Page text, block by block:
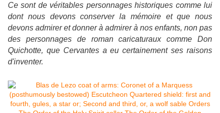
Ce sont de véritables personnages historiques comme lui
dont nous devons conserver la mémoire et que nous
devons admirer et donner à admirer à nos enfants, non pas
des personnages de roman caricaturaux comme Don
Quichotte, que Cervantes a eu certainement ses raisons
d'inventer.